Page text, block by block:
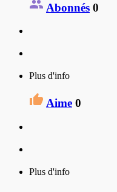
Abonnés 0
Plus d'info
Aime 0
Plus d'info